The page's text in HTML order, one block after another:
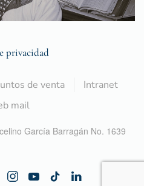
privacidad
de venta
Intranet
mail
García Barragán No. 1639